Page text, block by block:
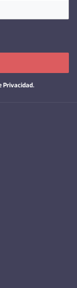
Privacidad.